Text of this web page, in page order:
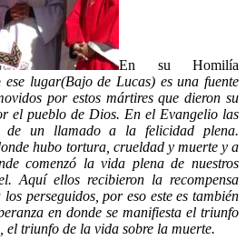
En su Homilía
ese lugar(Bajo de Lucas) es una fuente
por estos mártires que dieron su
el pueblo de Dios. En el Evangelio las
de un llamado a la felicidad plena.
hubo tortura, crueldad y muerte y a
comenzó la vida plena de nuestros
Aquí ellos recibieron la recompensa
perseguidos, por eso este es también
en donde se manifiesta el triunfo
el triunfo de la vida sobre la muerte.